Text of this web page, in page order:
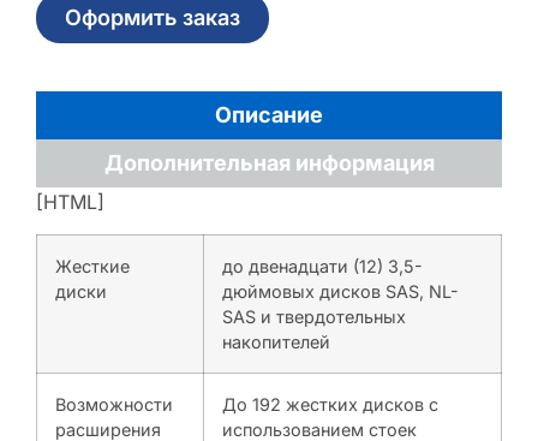
Оформить заказ
Описание
Дополнительная информация
[HTML]
Жесткие
диски
до двенадцати (12) 3,5-
дюймовых дисков SAS, NL-
SAS и твердотельных
накопителей
Возможности
расширения
До 192 жестких дисков с
использованием стоек